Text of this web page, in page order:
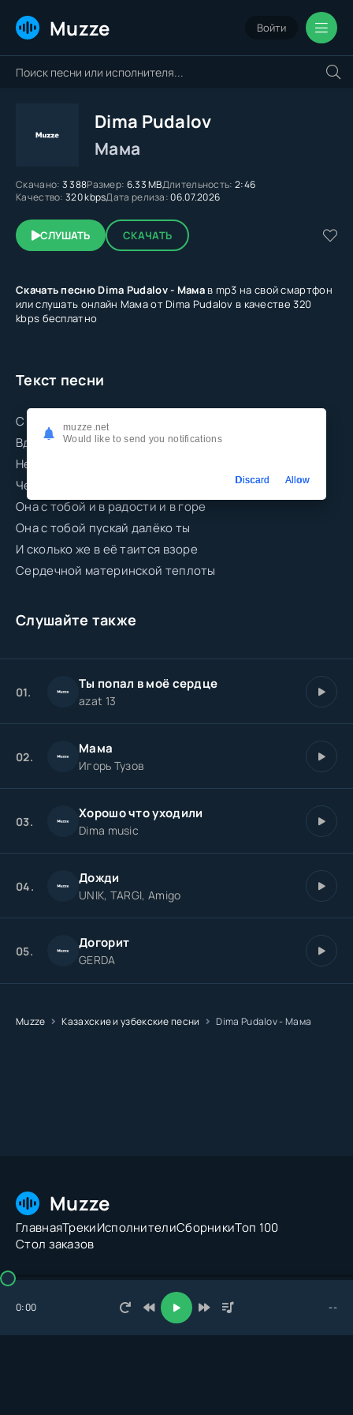
Muzze Войти
Dima Pudalov
Мама
Скачано: 3 388Размер: 6.33 MBДлительность: 2:46
Качество: 320 kbpsДата релиза:06.07.2026
СЛУШАТЬ СКАЧАТЬ
Скачать песню Dima Pudalov - Мамав mp3 на свой смартфон
или слушать онлайн Мама от Dima Pudalov в качестве 320
kbps бесплатно
Текст песни
С годами став взрослее в чувствах строже
Вдруг сердцем начинаешь понимать
Нет человека ближе и дороже
Чем женщина которой имя Мать
Она с тобой и в радости и в горе
Она с тобой пускай далёко ты
И сколько же в её таится взоре
Сердечной материнской теплоты
Слушайте также
01. Ты попал в моё сердце
azat 13
02. Мама
Игорь Тузов
03. Хорошо что уходили
Dima music
04. Дожди
UNIK, TARGI, Amigo
05. Догорит
GERDA
Muzze Казахские и узбекские песни Dima Pudalov - Мама
Muzze
ГлавнаяТрекиИсполнителиСборникиТоп 100
Стол заказов
© 2026 Muzze.net. Все права защищены. Администрация:
admin@muzze.net
0:00 --
muzze.net
Would like to send you notifications
Discard Allow